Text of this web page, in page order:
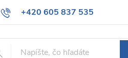
+420 605 837 535
info@jeans-shop.sk
Všeobecné obchodné podmienky